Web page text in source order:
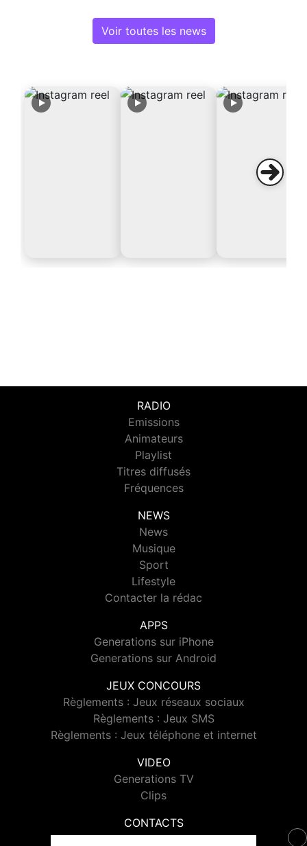
Voir toutes les news
RADIO
Emissions
Animateurs
Playlist
Titres diffusés
Fréquences
NEWS
News
Musique
Sport
Lifestyle
Contacter la rédac
APPS
Generations sur iPhone
Generations sur Android
JEUX CONCOURS
Règlements : Jeux réseaux sociaux
Règlements : Jeux SMS
Règlements : Jeux téléphone et internet
VIDEO
Generations TV
Clips
CONTACTS
Contacter Generations